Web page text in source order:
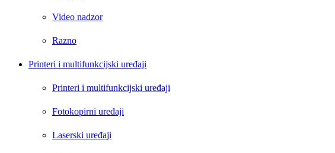
Video nadzor
Razno
Printeri i multifunkcijski uređaji
Printeri i multifunkcijski uređaji
Fotokopirni uređaji
Laserski uređaji